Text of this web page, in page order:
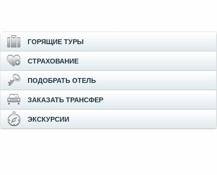
ГОРЯЩИЕ ТУРЫ
СТРАХОВАНИЕ
ПОДОБРАТЬ ОТЕЛЬ
ЗАКАЗАТЬ ТРАНСФЕР
ЭКСКУРСИИ